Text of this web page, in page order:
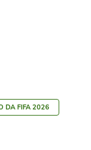
DA FIFA 2026